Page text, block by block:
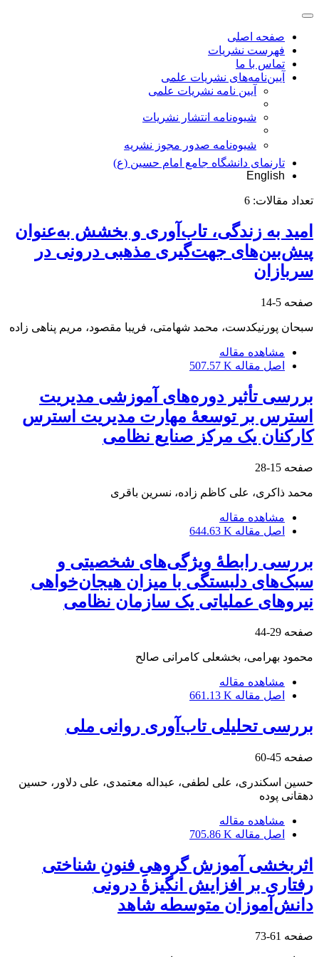
صفحه اصلی
فهرست نشریات
تماس با ما
آیین‌نامه‌های نشریات علمی
آیین نامه نشریات علمی
شیوه‌نامه انتشار نشریات
شیوهنامه صدور مجوز نشریه
تارنمای دانشگاه جامع امام حسین (ع)
English
تعداد مقالات: 6
امید به زندگی، تاب‌آوری و بخشش به‌عنوان
پیش‌بین‌های جهت‌گیری مذهبی درونی در
سربازان
صفحه 5-14
سبحان پورنیکدست، محمد شهامتی، فریبا مقصود، مریم پناهی زاده
مشاهده مقاله
اصل مقاله 507.57 K
بررسی تأثیر دوره‌های آموزشی مدیریت
استرس بر توسعۀ مهارت مدیریت استرس
کارکنان یک مرکز صنایع نظامی
صفحه 15-28
محمد ذاکری، علی کاظم زاده، نسرین باقری
مشاهده مقاله
اصل مقاله 644.63 K
بررسی رابطۀ ویژگی‌های شخصیتی و
سبک‌های دلبستگی با میزان هیجان‌خواهی
نیروهای عملیاتی یک سازمان نظامی
صفحه 29-44
محمود بهرامی، بخشعلی کامرانی صالح
مشاهده مقاله
اصل مقاله 661.13 K
بررسی تحلیلی تاب‌آوری روانی ملی
صفحه 45-60
حسین اسکندری، علی لطفی، عبداله معتمدی، علی دلاور، حسین
دهقانی پوده
مشاهده مقاله
اصل مقاله 705.86 K
اثربخشی آموزش گروهیِ فنونِ شناختی
رفتاری بر افزایش انگیزۀ درونی
دانش‌آموزان متوسطه شاهد
صفحه 61-73